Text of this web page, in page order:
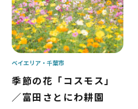
季節の花「コスモス」
／富田さとにわ耕園
ベイエリア 千葉市